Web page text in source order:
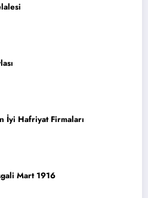
İyi Hafriyat Firmaları
Mart 1916